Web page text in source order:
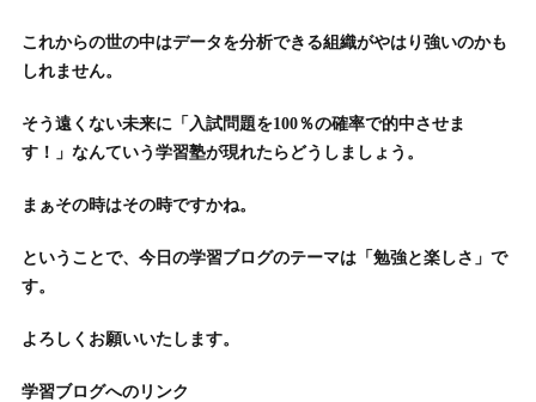
これからの世の中はデータを分析できる組織がやはり強いのかも
しれません。
そう遠くない未来に「入試問題を100％の確率で的中させま
す！」なんていう学習塾が現れたらどうしましょう。
まぁその時はその時ですかね。
ということで、今日の学習ブログのテーマは「勉強と楽しさ」で
す。
よろしくお願いいたします。
学習ブログへのリンク